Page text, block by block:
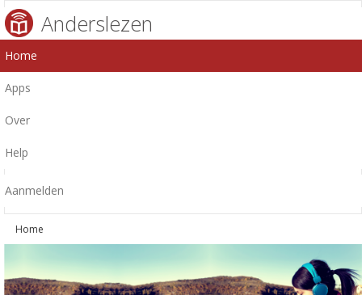
Anderslezen
Home
Apps
Over
Help
Aanmelden
Home